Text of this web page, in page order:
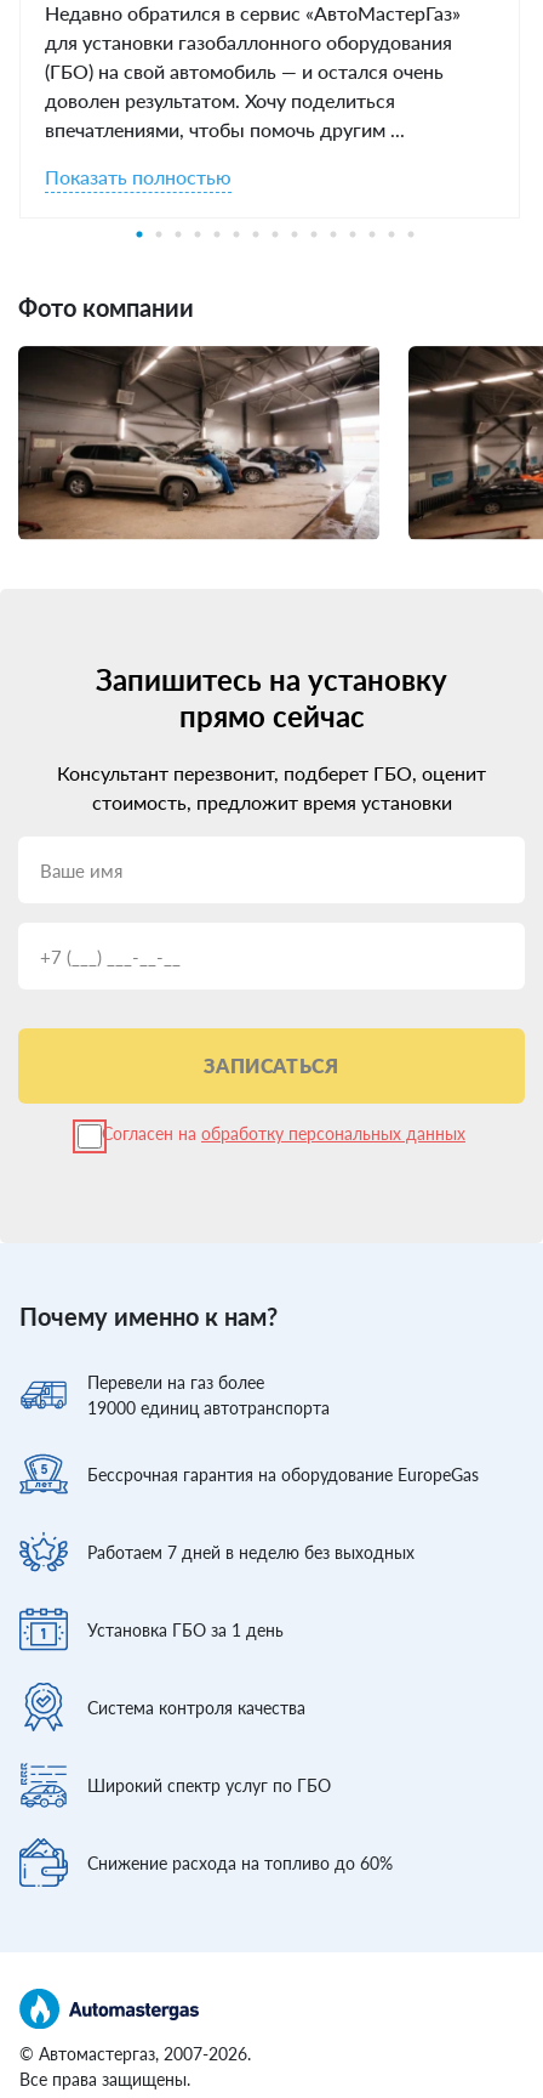
Недавно обратился в сервис «АвтоМастерГаз»
для установки газобаллонного оборудования
(ГБО) на свой автомобиль — и остался очень
доволен результатом. Хочу поделиться
впечатлениями, чтобы помочь другим ...
Показать полностью
Фото компании
Запишитесь на установку
прямо сейчас
Консультант перезвонит, подберет ГБО, оценит
стоимость, предложит время установки
ЗАПИСАТЬСЯ
Согласен на обработку персональных данных
Почему именно к нам?
Перевели на газ более
19000 единиц автотранспорта
Бессрочная гарантия на оборудование EuropeGas
Работаем 7 дней в неделю без выходных
Установка ГБО за 1 день
Система контроля качества
Широкий спектр услуг по ГБО
Снижение расхода на топливо до 60%
© Автомастергаз, 2007-2026.
Все права защищены.